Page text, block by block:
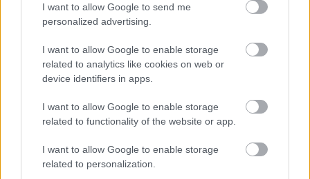
I want to allow Google to send me
personalized advertising.
I want to allow Google to enable storage
related to analytics like cookies on web or
device identifiers in apps.
I want to allow Google to enable storage
related to functionality of the website or app.
I want to allow Google to enable storage
related to personalization.
Szólj hozzá!
A hozzászóláshoz be kell lépned!